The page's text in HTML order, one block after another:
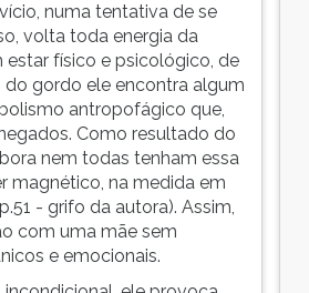
numa tentativa de se
volta toda energia da
estar físico e psicológico, de
do gordo ele encontra algum
antropofágico que,
Como resultado do
nem todas tenham essa
magnético, na medida em
- grifo da autora). Assim,
com uma mãe sem
e emocionais.